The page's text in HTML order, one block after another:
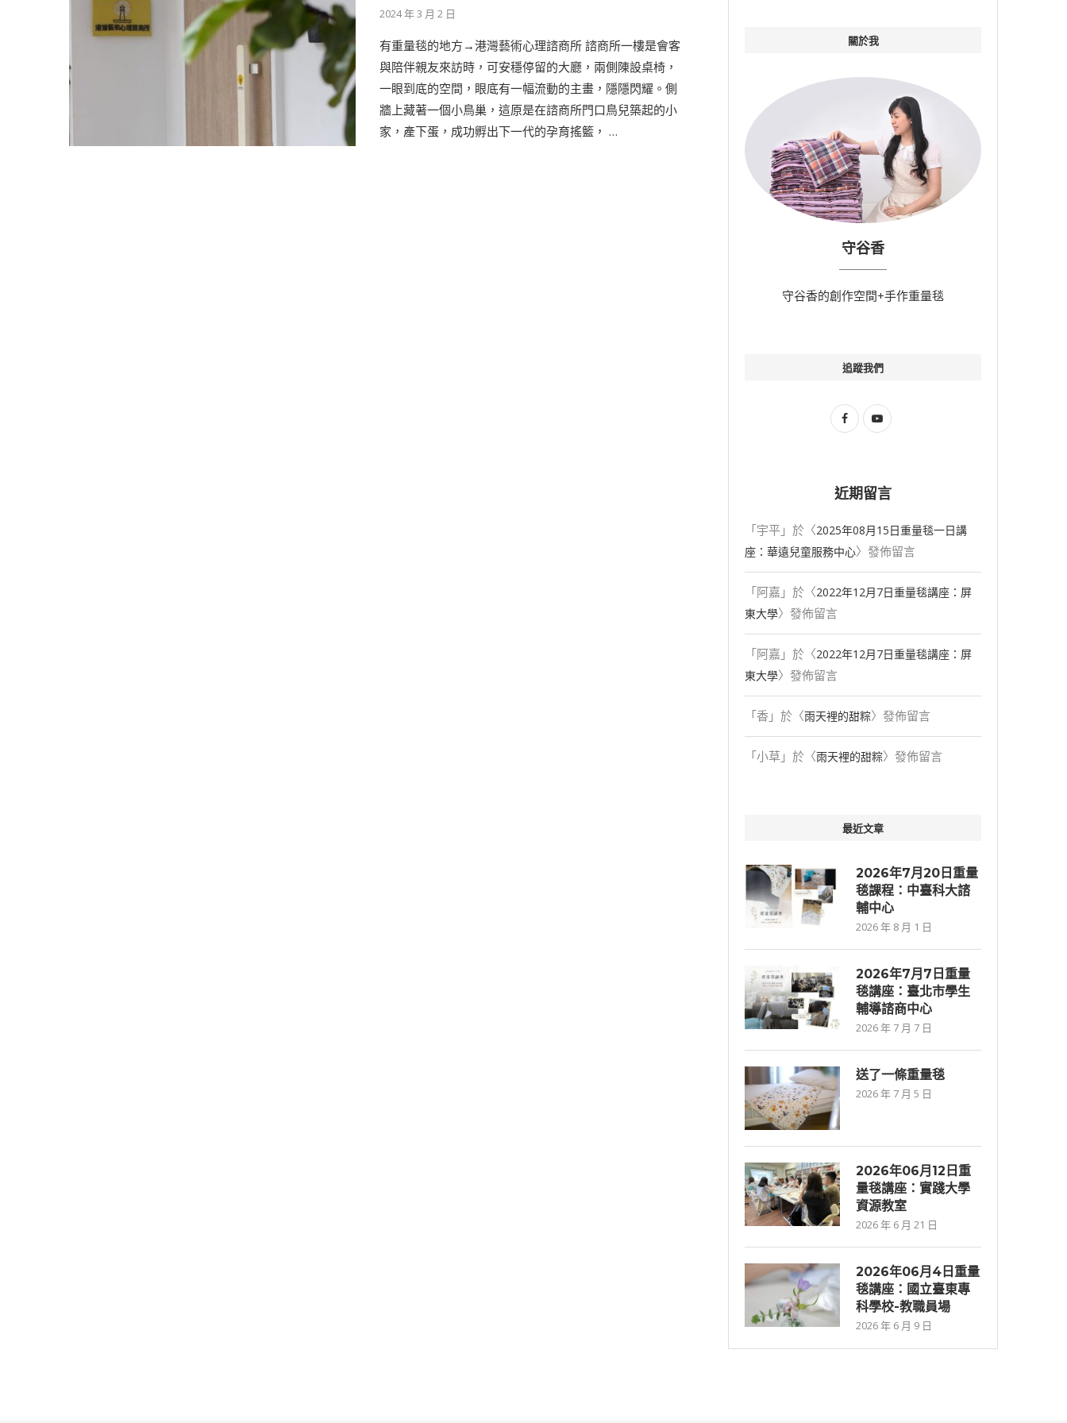
2024 年 3 月 2 日
有重量毯的地方→港灣藝術心理諮商所 諮商所一樓是會客
與陪伴親友來訪時，可安穩停留的大廳，兩側陳設桌椅，
一眼到底的空間，眼底有一幅流動的主畫，隱隱閃耀。側
牆上藏著一個小鳥巢，這原是在諮商所門口鳥兒築起的小
家，產下蛋，成功孵出下一代的孕育搖籃， …
關於我
守谷香
守谷香的創作空間+手作重量毯
追蹤我們
近期留言
「宇平 」於〈2025年08⽉15⽇重量毯一日講
座：華遠兒童服務中心〉發佈留言
「阿嘉 」於〈2022年12月7日重量毯講座：屏
東大學〉發佈留言
「阿嘉 」於〈2022年12月7日重量毯講座：屏
東大學〉發佈留言
「香 」於〈雨天裡的甜粽〉發佈留言
「小草 」於〈雨天裡的甜粽〉發佈留言
最近文章
2026年7月20日重量
毯課程：中臺科大諮
輔中心
2026 年 8 月 1 日
2026年7⽉7⽇重量
毯講座：臺北市學生
輔導諮商中心
2026 年 7 月 7 日
送了一條重量毯
2026 年 7 月 5 日
2026年06⽉12⽇重
量毯講座：實踐大學
資源教室
2026 年 6 月 21 日
2026年06月4日重量
毯講座：國立臺東專
科學校-教職員場
2026 年 6 月 9 日